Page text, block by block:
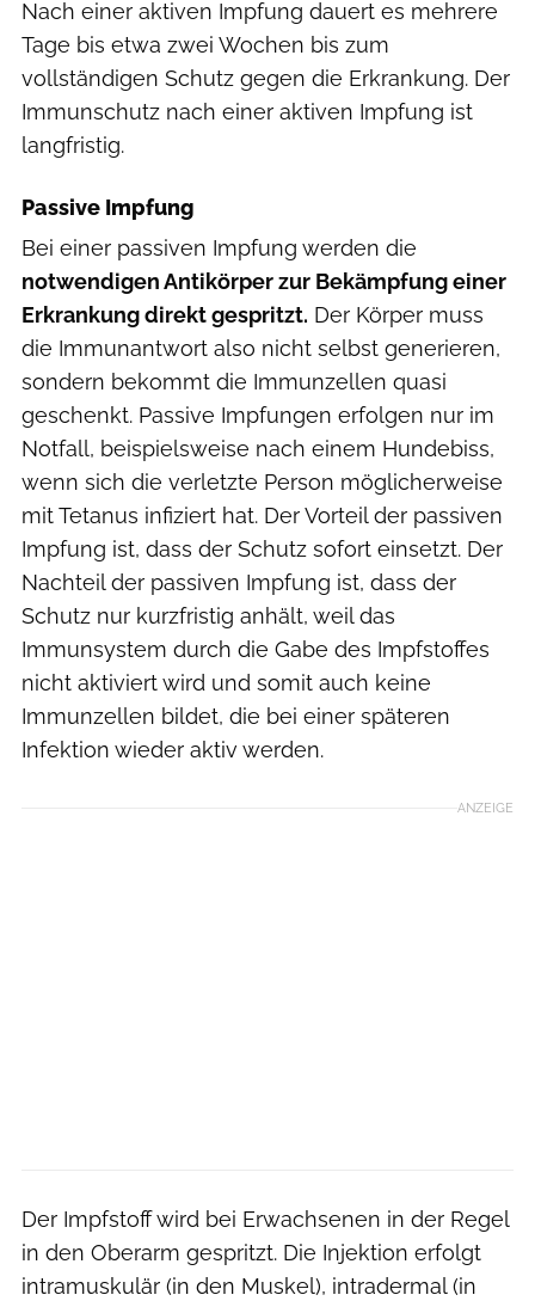
Nach einer aktiven Impfung dauert es mehrere
Tage bis etwa zwei Wochen bis zum
vollständigen Schutz gegen die Erkrankung. Der
Immunschutz nach einer aktiven Impfung ist
langfristig.
Passive Impfung
Bei einer passiven Impfung werden die
notwendigen Antikörper zur Bekämpfung einer
Erkrankung direkt gespritzt. Der Körper muss
die Immunantwort also nicht selbst generieren,
sondern bekommt die Immunzellen quasi
geschenkt. Passive Impfungen erfolgen nur im
Notfall, beispielsweise nach einem Hundebiss,
wenn sich die verletzte Person möglicherweise
mit Tetanus infiziert hat. Der Vorteil der passiven
Impfung ist, dass der Schutz sofort einsetzt. Der
Nachteil der passiven Impfung ist, dass der
Schutz nur kurzfristig anhält, weil das
Immunsystem durch die Gabe des Impfstoffes
nicht aktiviert wird und somit auch keine
Immunzellen bildet, die bei einer späteren
Infektion wieder aktiv werden.
ANZEIGE
Der Impfstoff wird bei Erwachsenen in der Regel
in den Oberarm gespritzt. Die Injektion erfolgt
intramuskulär (in den Muskel), intradermal (in